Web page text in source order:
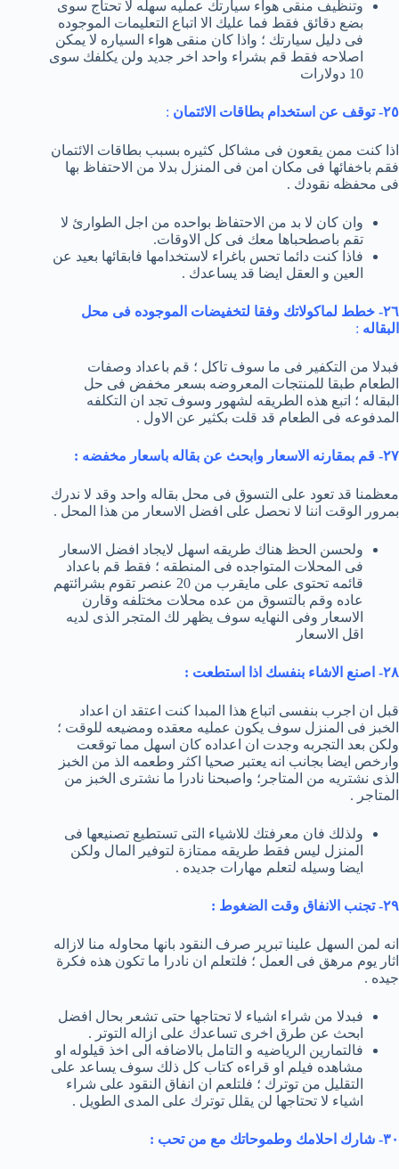
وتنظيف منقى هواء سيارتك عمليه سهله لا تحتاج سوى
بضع دقائق فقط فما عليك الا اتباع التعليمات الموجوده
فى دليل سيارتك ؛ واذا كان منقى هواء السياره لا يمكن
اصلاحه فقط قم بشراء واحد اخر جديد ولن يكلفك سوى
10 دولارات
٢٥- توقف عن استخدام بطاقات الائتمان :
اذا كنت ممن يقعون فى مشاكل كثيره بسبب بطاقات الائتمان
فقم باخفائها فى مكان امن فى المنزل بدلا من الاحتفاظ بها
فى محفظه نقودك .
وان كان لا بد من الاحتفاظ بواحده من اجل الطوارئ لا
تقم باصطحباها معك فى كل الاوقات.
فاذا كنت دائما تحس باغراء لاستخدامها فابقائها بعيد عن
العين و العقل ايضا قد يساعدك .
٢٦- خطط لماكولاتك وفقا لتخفيضات الموجوده فى محل
البقاله :
فبدلا من التكفير فى ما سوف تاكل ؛ قم باعداد وصفات
الطعام طبقا للمنتجات المعروضه بسعر مخفض فى حل
البقاله ؛ اتبع هذه الطريقه لشهور وسوف تجد ان التكلفه
المدفوعه فى الطعام قد قلت بكثير عن الاول .
٢٧- قم بمقارنه الاسعار وابحث عن بقاله باسعار مخفضه :
معظمنا قد تعود على التسوق فى محل بقاله واحد وقد لا ندرك
بمرور الوقت اننا لا نحصل على افضل الاسعار من هذا المحل .
ولحسن الحظ هناك طريقه اسهل لايجاد افضل الاسعار
فى المحلات المتواجده فى المنطقه ؛ فقط قم باعداد
قائمه تحتوى على مايقرب من 20 عنصر تقوم بشرائتهم
عاده وقم بالتسوق من عده محلات مختلفه وقارن
الاسعار وفى النهايه سوف يظهر لك المتجر الذى لديه
اقل الاسعار
٢٨- اصنع الاشاء بنفسك اذا استطعت :
قبل ان اجرب بنفسى اتباع هذا المبدا كنت اعتقد ان اعداد
الخبز فى المنزل سوف يكون عمليه معقده ومضيعه للوقت ؛
ولكن بعد التجربه وجدت ان اعداده كان اسهل مما توقعت
وارخص ايضا بجانب انه يعتبر صحيا اكثر وطعمه الذ من الخبز
الذى نشتريه من المتاجر؛ واصبحنا نادرا ما نشترى الخبز من
المتاجر .
ولذلك فان معرفتك للاشياء التى تستطيع تصنيعها فى
المنزل ليس فقط طريقه ممتازة لتوفير المال ولكن
ايضا وسيله لتعلم مهارات جديده .
٢٩- تجنب الانفاق وقت الضغوط :
انه لمن السهل علينا تبرير صرف النقود بانها محاوله منا لازاله
اثار يوم مرهق فى العمل ؛ فلتعلم ان نادرا ما تكون هذه فكرة
جيده .
فبدلا من شراء اشياء لا تحتاجها حتى تشعر بحال افضل
ابحث عن طرق اخرى تساعدك على ازاله التوتر .
فالتمارين الرياضيه و التامل بالاضافه الى اخذ قيلوله او
مشاهده فيلم او قراءه كتاب كل ذلك سوف يساعد على
التقليل من توترك ؛ فلتلعم ان انفاق النقود على شراء
اشياء لا تحتاجها لن يقلل توترك على المدى الطويل .
٣٠- شارك احلامك وطموحاتك مع من تحب :